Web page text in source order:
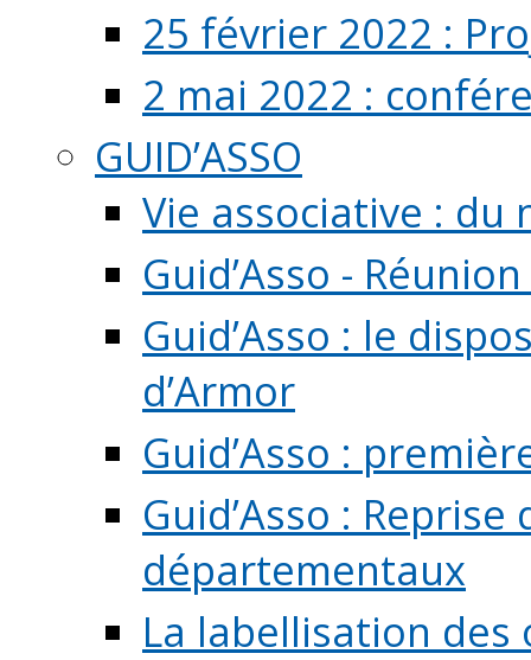
25 février 2022 :
2 mai 2022 :
GUID’ASSO
Vie associative : du
Guid’Asso -
Guid’Asso : le
d’Armor
Guid’Asso :
Guid’Asso :
départementaux
La labellisation